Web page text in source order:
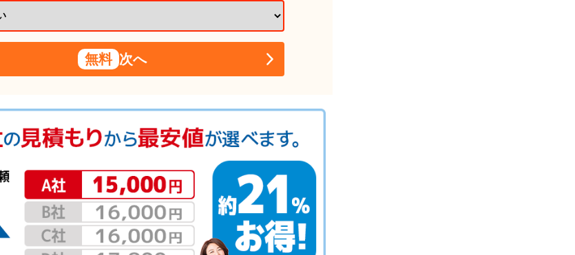
無料 次へ